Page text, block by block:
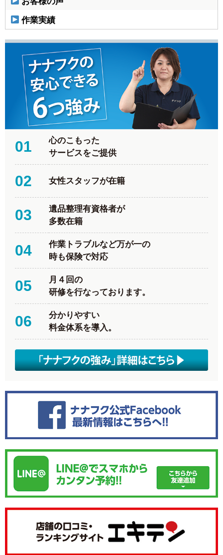
作業実績
01
心のこもった
サービスをご提供
02 女性スタッフが在籍
03
遺品整理有資格者が
多数在籍
04
作業トラブルなど万が一の
時も保険で対応
05
月４回の
研修を行なっております。
06
分かりやすい
料金体系を導入。